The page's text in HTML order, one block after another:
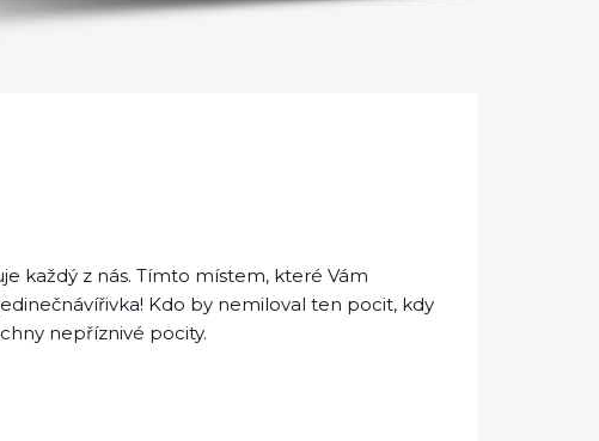
každý z nás. Tímto místem, které Vám
vířivka! Kdo by nemiloval ten pocit, kdy
nepříznivé pocity.